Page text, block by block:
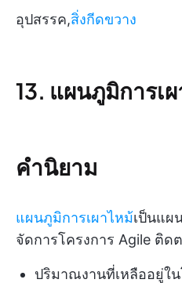
อุปสรรค,สิ่งกีดขวาง
13. แผนภูมิการเ
คำนิยาม
แผนภูมิการเผาไหม้เป็นแผ
จัดการโครงการ Agile ติด
ปริมาณงานที่เหลืออยู่ใน